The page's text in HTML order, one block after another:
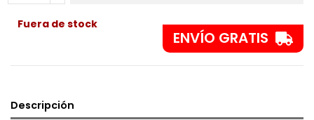
Fuera de stock
ENVÍO GRATIS
Descripción